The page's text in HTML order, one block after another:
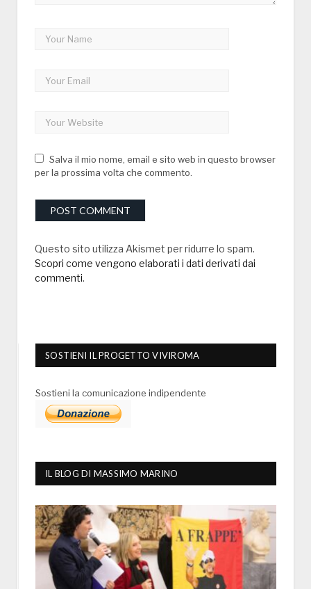
Salva il mio nome, email e sito web in questo browser
per la prossima volta che commento.
Questo sito utilizza Akismet per ridurre lo spam.
Scopri come vengono elaborati i dati derivati dai
commenti.
SOSTIENI IL PROGETTO VIVIROMA
Sostieni la comunicazione indipendente
IL BLOG DI MASSIMO MARINO